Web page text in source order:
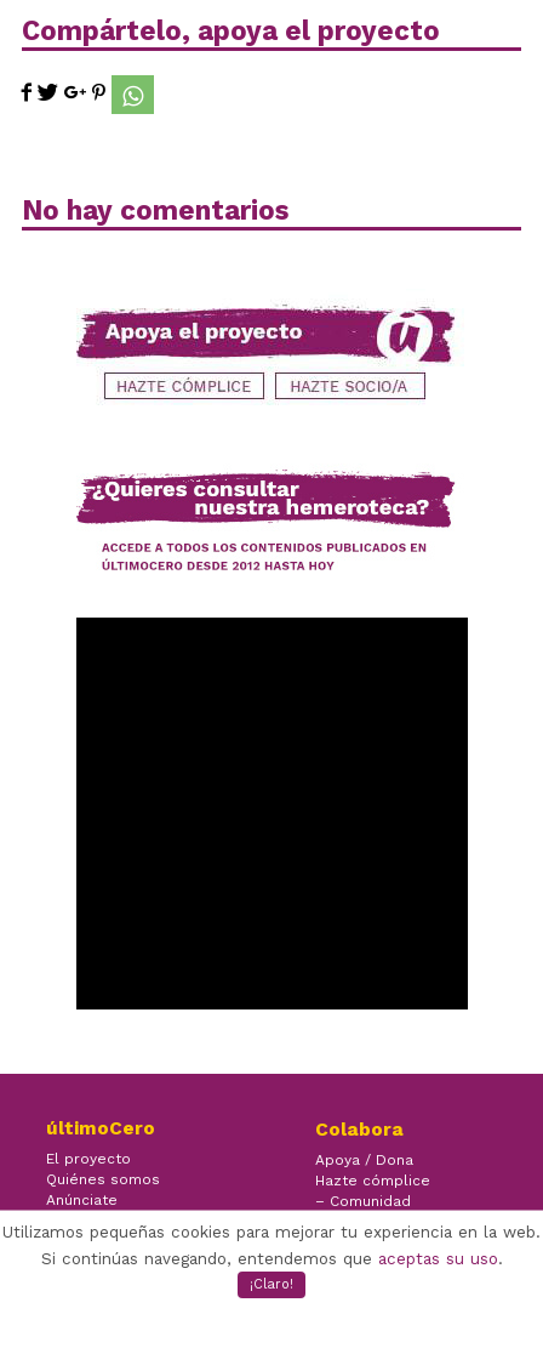
Compártelo, apoya el proyecto
No hay comentarios
últimoCero
El proyecto
Quiénes somos
Anúnciate
Colabora
Apoya / Dona
Hazte cómplice
– Comunidad
Utilizamos pequeñas cookies para mejorar tu experiencia en la web.
Si continúas navegando, entendemos que aceptas su uso.
¡Claro!